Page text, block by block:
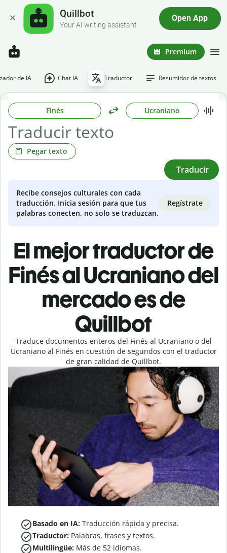
Quillbot
Your AI writing assistant
Open App
Premium
de IA Chat IA Traductor Resumidor de textos
Finés Ucraniano
Pegar texto
Traducir
Recibe consejos culturales con cada
traducción. Inicia sesión para que tus
palabras conecten, no solo se traduzcan.
Regístrate
El mejor traductor de
Finés al Ucraniano del
mercado es de
Quillbot
Traduce documentos enteros del Finés al Ucraniano o del
Ucraniano al Finés en cuestión de segundos con el traductor
de gran calidad de Quillbot.
Basado en IA: Traducción rápida y precisa.
Traductor: Palabras, frases y textos.
Multilingüe: Más de 52 idiomas.